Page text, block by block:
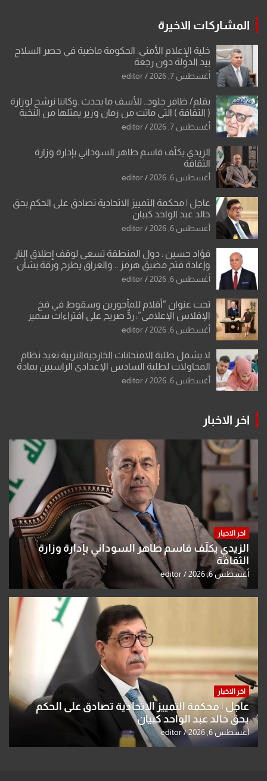
المشاركات الاخيرة
خلية الإعلام الأمني: الحكومة ماضية في حصر السلاح
بيد الدولة دون رجعة
أغسطس 7, 2026 editor
بقلم/ ظافر جلود.. للأسف ما يحدث .وكاننا نرشح لوزارة
( الثقافة ) التي ماتت من زمان وزير يمثلها من النخبة
والإرث العظيم للثقافة العراقية..
أغسطس 7, 2026 editor
الزيدي يكلّف قاسم طاهر السوداني بإدارة وزارة
الثقافة
أغسطس 6, 2026 editor
عاجل | محكمة التمييز الاتحادية تصادق على الحكم بحق
خالد عبد الواحد كبيان
أغسطس 6, 2026 editor
فؤاد حسين : دول المنطقة تسعى لوقف إطلاق النار
وإعادة فتح مضيق هرمز .. والعراق يطرح ورقة بشأن
تحولات القدس
أغسطس 6, 2026 editor
تحت عنوان “أقلام للمأجورين وسقوط في فخ
الإفلاس الإعلامي”: ردٌّ صريح على افتراءات سمير
الشكرجي
أغسطس 6, 2026 editor
لا يشمل طلبة الامتحانات الخارجيةالتربية تعيد نظام
المحاولات لطلبة السادس الإعدادي الراسبين بمادة
أو مادتين
أغسطس 6, 2026 editor
اخر الاخبار
اخر الاخبار
الزيدي يكلّف قاسم طاهر السوداني بإدارة وزارة
الثقافة
أغسطس 6, 2026 editor
اخر الاخبار
عاجل | محكمة التمييز الاتحادية تصادق على الحكم
بحق خالد عبد الواحد كبيان
أغسطس 6, 2026 editor